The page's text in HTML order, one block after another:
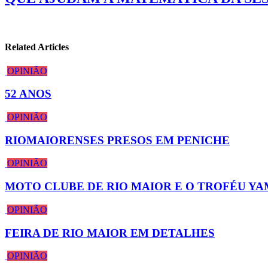
Related Articles
OPINIÃO
52 ANOS
OPINIÃO
RIOMAIORENSES PRESOS EM PENICHE
OPINIÃO
MOTO CLUBE DE RIO MAIOR E O TROFÉU
OPINIÃO
FEIRA DE RIO MAIOR EM DETALHES
OPINIÃO